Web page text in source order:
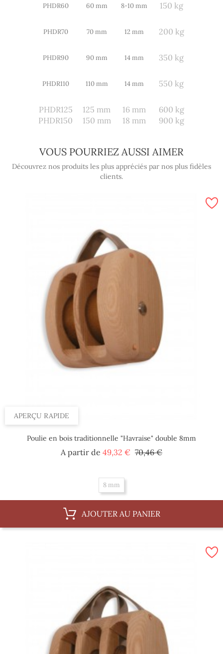
PHDR60 60 mm 8-10 mm 150 kg
PHDR70 70 mm 12 mm 200 kg
PHDR90 90 mm 14 mm 350 kg
PHDR110 110 mm 14 mm 550 kg
PHDR125 125 mm 16 mm
600 kg
PHDR150
150 mm 18 mm 900 kg
VOUS POURRIEZ AUSSI AIMER
Découvrez nos produits les plus appréciés par nos plus fidèles
clients.
APERÇU RAPIDE
Poulie en bois traditionnelle "Havraise" double 8mm
A partir de 49,32 € Prix
70,46 €Prix
8 mm
AJOUTER AU PANIER